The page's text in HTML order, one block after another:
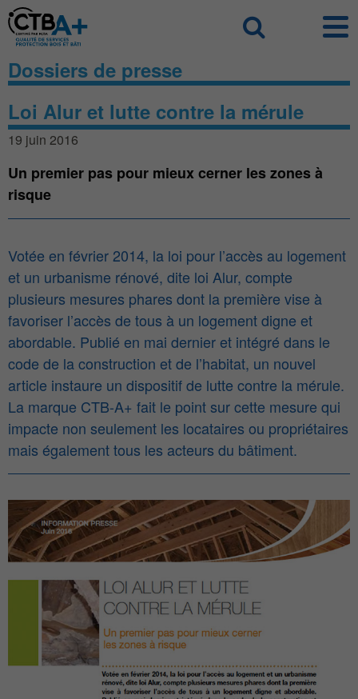
Panneau de gestion des cookies
Dossiers de presse
Loi Alur et lutte contre la mérule
19 juin 2016
Un premier pas pour mieux cerner les zones à
risque
Votée en février 2014, la loi pour l’accès au logement
et un urbanisme rénové, dite loi Alur, compte
plusieurs mesures phares dont la première vise à
favoriser l’accès de tous à un logement digne et
abordable. Publié en mai dernier et intégré dans le
code de la construction et de l’habitat, un nouvel
article instaure un dispositif de lutte contre la mérule.
La marque CTB-A+ fait le point sur cette mesure qui
impacte non seulement les locataires ou propriétaires
mais également tous les acteurs du bâtiment.